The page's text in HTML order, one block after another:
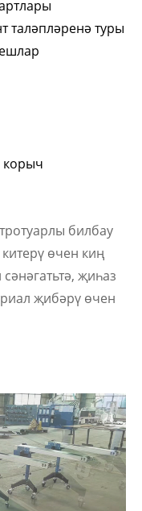
таләпләренә туры
корыч
билбау
өчен киң
җиһаз
җибәрү өчен